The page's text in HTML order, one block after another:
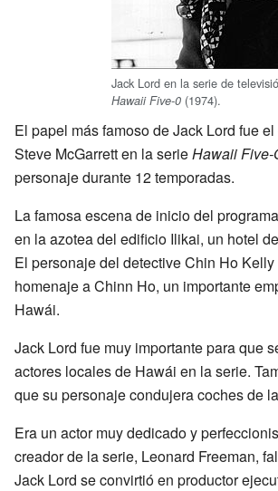
Jack Lord en la serie de
Hawaii Five-0 (1974).
El papel más famoso de Jack Lord fue
Steve McGarrett en la serieHawaii Five-
personaje durante 12 temporadas.
La famosa escena de inicio del
en la azotea del edificio Ilikai, un hotel
El personaje del detective Chin Ho
homenaje a Chinn Ho, un importante
Hawái.
Jack Lord fue muy importante para que
actores locales de Hawái en la serie.
que su personaje condujera coches de
Era un actor muy dedicado y
creador de la serie, Leonard Freeman,
Jack Lord se convirtió en productor